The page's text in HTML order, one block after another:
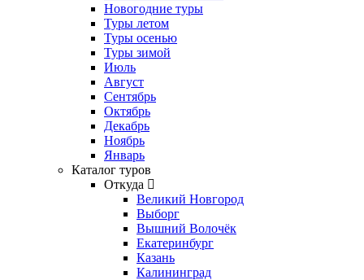
Новогодние туры
Туры летом
Туры осенью
Туры зимой
Июль
Август
Сентябрь
Октябрь
Декабрь
Ноябрь
Январь
Каталог туров
Откуда
Великий Новгород
Выборг
Вышний Волочёк
Екатеринбург
Казань
Калининград